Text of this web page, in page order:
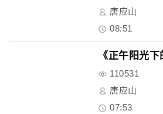
唐应山
08:51
110531
唐应山
07:53